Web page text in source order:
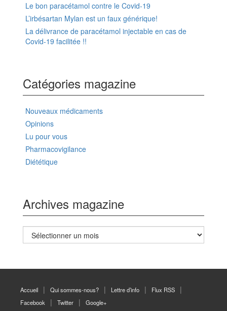
Le bon paracétamol contre le Covid-19
L’irbésartan Mylan est un faux générique!
La délivrance de paracétamol injectable en cas de
Covid-19 facilitée !!
Catégories magazine
Nouveaux médicaments
Opinions
Lu pour vous
Pharmacovigilance
Diététique
Archives magazine
Archives
magazine
Accueil Qui sommes-nous? Lettre d’info
Flux RSS
Facebook
Twitter Google+